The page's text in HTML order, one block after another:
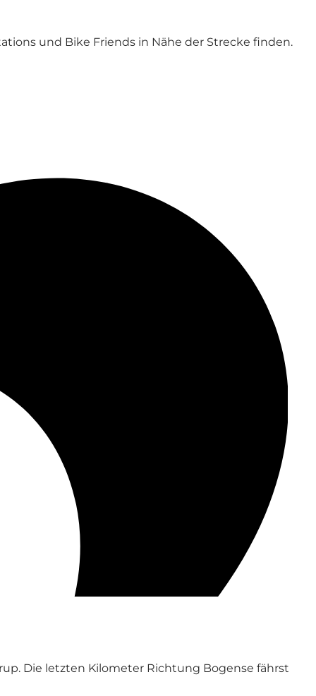
und Bike Friends in Nähe der Strecke finden.
Die letzten Kilometer Richtung Bogense fährst